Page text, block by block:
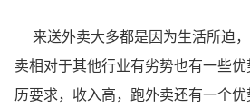
来送外卖大多都是因为生活所迫
卖相对于其他行业有劣势也有一些
历要求，收入高，跑外卖还有一个